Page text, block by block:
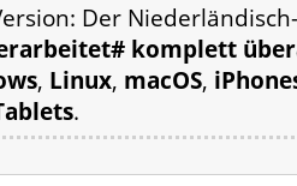
Der
komplett
, Linux, macOS,
.